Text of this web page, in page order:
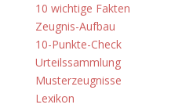
10 wichtige Fakten
Zeugnis-Aufbau
10-Punkte-Check
Urteilssammlung
Musterzeugnisse
Lexikon